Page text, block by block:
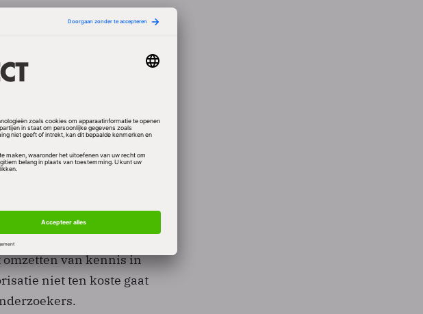
bedrijfsleven veel
en
Het
krijgen om samen te
wetenschapsfinancier
bij de beoordeling van
een academicus al
omzetten van kennis in
niet ten koste gaat